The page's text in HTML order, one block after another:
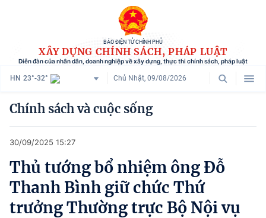
BÁO ĐIỆN TỬ CHÍNH PHỦ
XÂY DỰNG CHÍNH SÁCH, PHÁP LUẬT
Diễn đàn của nhân dân, doanh nghiệp về xây dựng, thực thi chính sách, pháp luật
HN 23°-32° Chủ Nhật, 09/08/2026
Danh mục
Tham vấn chính sách
Người dân góp ý
Chính sách và cuộc sống
30/09/2025 15:27
Thủ tướng bổ nhiệm ông Đỗ
Thanh Bình giữ chức Thứ
trưởng Thường trực Bộ Nội vụ